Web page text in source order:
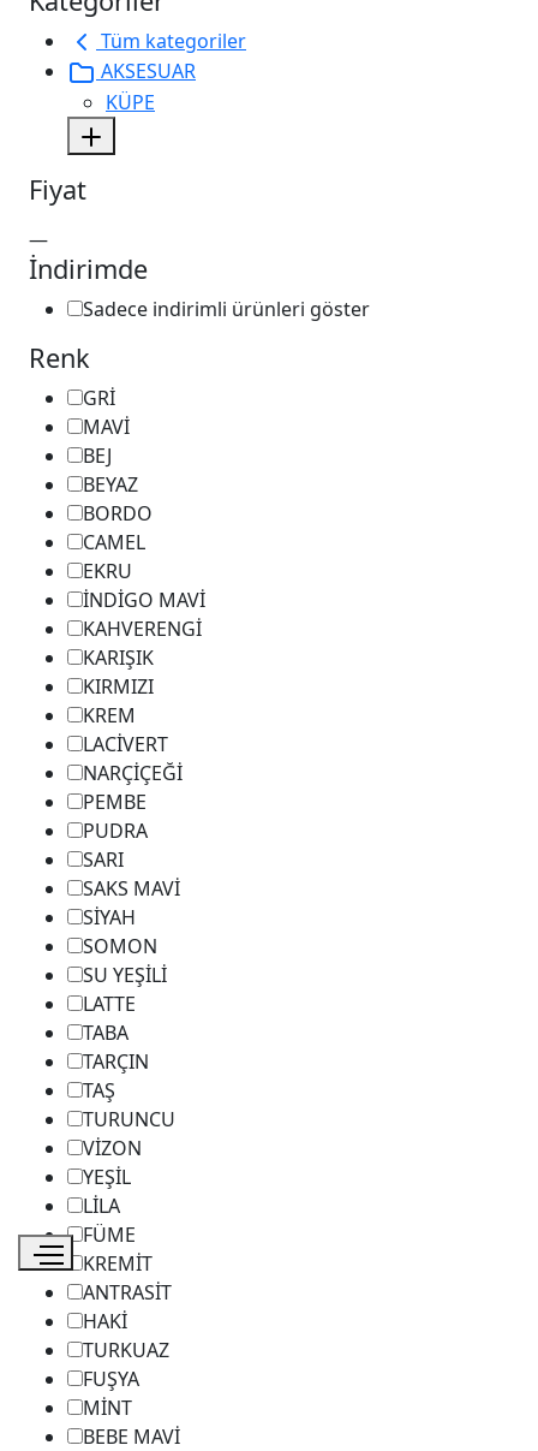
Tüm kategoriler
AKSESUAR
KÜPE
Fiyat
—
İndirimde
Sadece indirimli ürünleri göster
Renk
GRİ
MAVİ
BEJ
BEYAZ
BORDO
CAMEL
EKRU
İNDİGO MAVİ
KAHVERENGİ
KARIŞIK
KIRMIZI
KREM
LACİVERT
NARÇİÇEĞİ
PEMBE
PUDRA
SARI
SAKS MAVİ
SİYAH
SOMON
SU YEŞİLİ
LATTE
TABA
TARÇIN
TAŞ
TURUNCU
VİZON
YEŞİL
LİLA
FÜME
KREMİT
ANTRASİT
HAKİ
TURKUAZ
FUŞYA
MİNT
BEBE MAVİ